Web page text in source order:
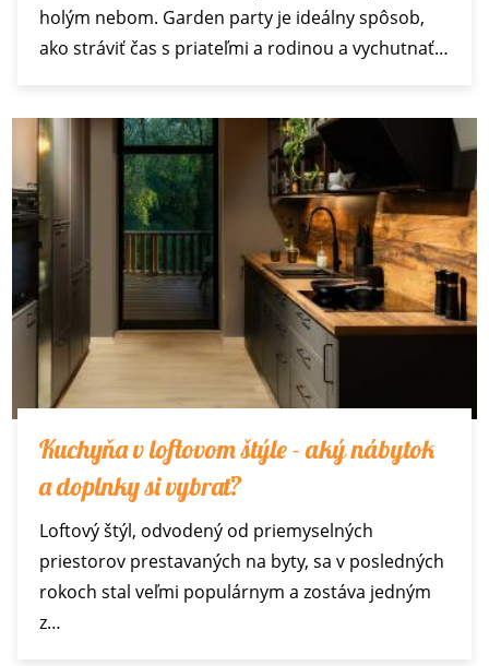
holým nebom. Garden party je ideálny spôsob,
ako stráviť čas s priateľmi a rodinou a vychutnať…
Kuchyňa v loftovom štýle - aký nábytok
a doplnky si vybrať?
Loftový štýl, odvodený od priemyselných
priestorov prestavaných na byty, sa v posledných
rokoch stal veľmi populárnym a zostáva jedným
z…